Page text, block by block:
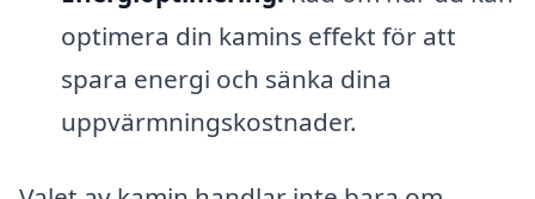
optimera din kamins effekt för att
spara energi och sänka dina
uppvärmningskostnader.